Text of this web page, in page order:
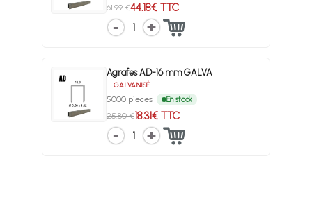
61.99 €44.18€ TTC
1
Agrafes AD-16 mm GALVA
GALVANISÉ
5000 pieces En stock
25.80 €18.31€ TTC
1